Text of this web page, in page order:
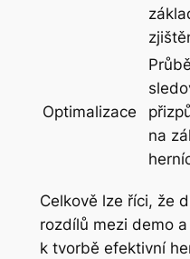
Optimalizace
na
Celkově lze říci, že
rozdílů mezi demo
k tvorbě efektivní